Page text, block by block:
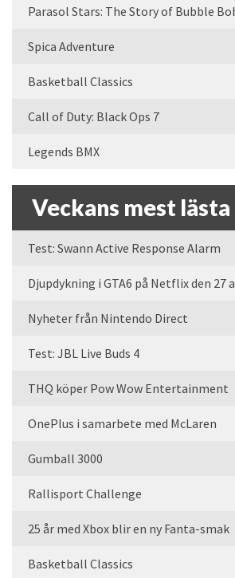
Parasol Stars: The Story of Bubble
Spica Adventure
Basketball Classics
Call of Duty: Black Ops 7
Legends BMX
Veckans mest lästa
Test: Swann Active Response Alarm
Djupdykning i GTA6 på Netflix den 27
Nyheter från Nintendo Direct
Test: JBL Live Buds 4
THQ köper Pow Wow Entertainment
OnePlus i samarbete med McLaren
Gumball 3000
Rallisport Challenge
25 år med Xbox blir en ny Fanta-smak
Basketball Classics